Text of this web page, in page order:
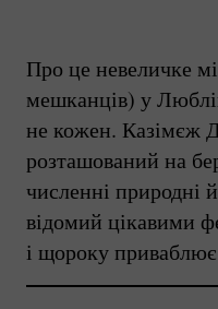
Про це невеличке
мешканців) у
не кожен. Казімєж
розташований на
численні природні
відомий цікавими
і щороку приваблює